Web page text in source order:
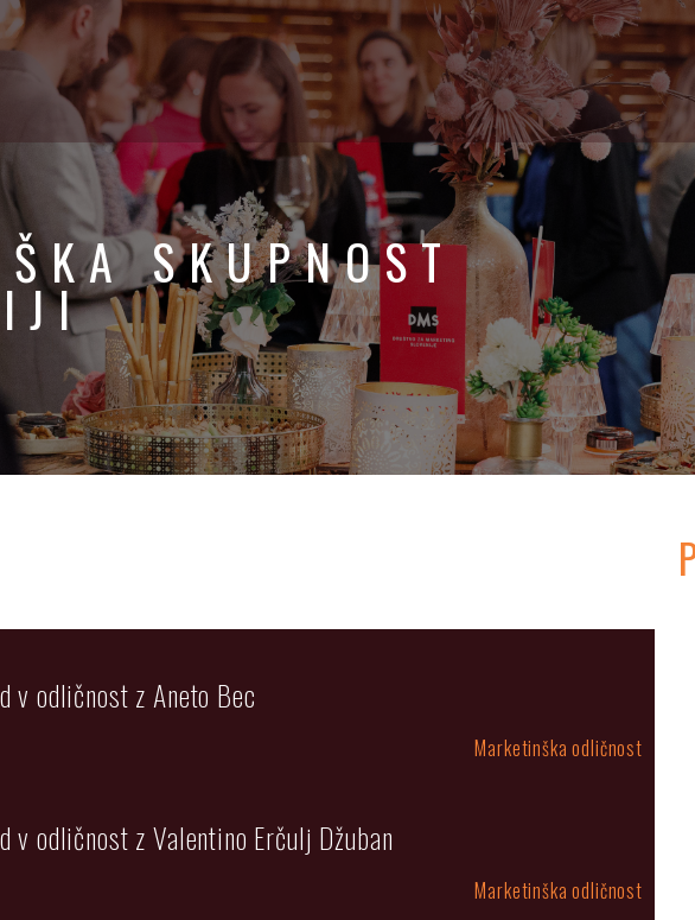
SKUPNOST
v odličnost z Aneto Bec
Marketinška odličnost
v odličnost z Valentino Erčulj Džuban
Marketinška odličnost